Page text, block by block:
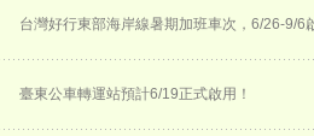
台灣好行東部海岸線暑期加班車次，6/26-9/6
臺東公車轉運站預計6/19正式啟用！